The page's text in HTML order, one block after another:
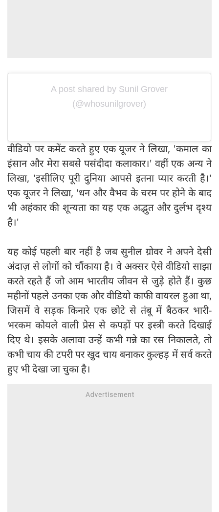
A post shared by Sunil Grover
(@whosunilgrover)
वीडियो पर कमेंट करते हुए एक यूजर ने लिखा, 'कमाल का
इंसान और मेरा सबसे पसंदीदा कलाकार।' वहीं एक अन्य ने
लिखा, 'इसीलिए पूरी दुनिया आपसे इतना प्यार करती है।'
एक यूजर ने लिखा, 'धन और वैभव के चरम पर होने के बाद
भी अहंकार की शून्यता का यह एक अद्भुत और दुर्लभ दृश्य
है।'
यह कोई पहली बार नहीं है जब सुनील ग्रोवर ने अपने देसी
अंदाज़ से लोगों को चौंकाया है। वे अक्सर ऐसे वीडियो साझा
करते रहते हैं जो आम भारतीय जीवन से जुड़े होते हैं। कुछ
महीनों पहले उनका एक और वीडियो काफी वायरल हुआ था,
जिसमें वे सड़क किनारे एक छोटे से तंबू में बैठकर भारी-
भरकम कोयले वाली प्रेस से कपड़ों पर इस्त्री करते दिखाई
दिए थे। इसके अलावा उन्हें कभी गन्ने का रस निकालते, तो
कभी चाय की टपरी पर खुद चाय बनाकर कुल्हड़ में सर्व करते
हुए भी देखा जा चुका है।